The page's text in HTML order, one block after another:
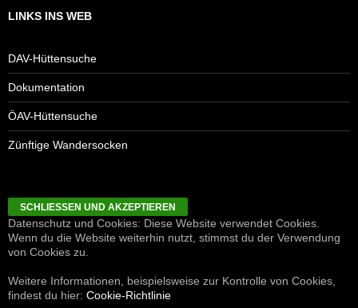
LINKS INS WEB
DAV-Hüttensuche
Dokumentation
ÖAV-Hüttensuche
Zünftige Wandersocken
Datenschutz und Cookies: Diese Website verwendet Cookies.
Wenn du die Website weiterhin nutzt, stimmst du der Verwendung
von Cookies zu.
Weitere Informationen, beispielsweise zur Kontrolle von Cookies,
findest du hier: Cookie-Richtlinie